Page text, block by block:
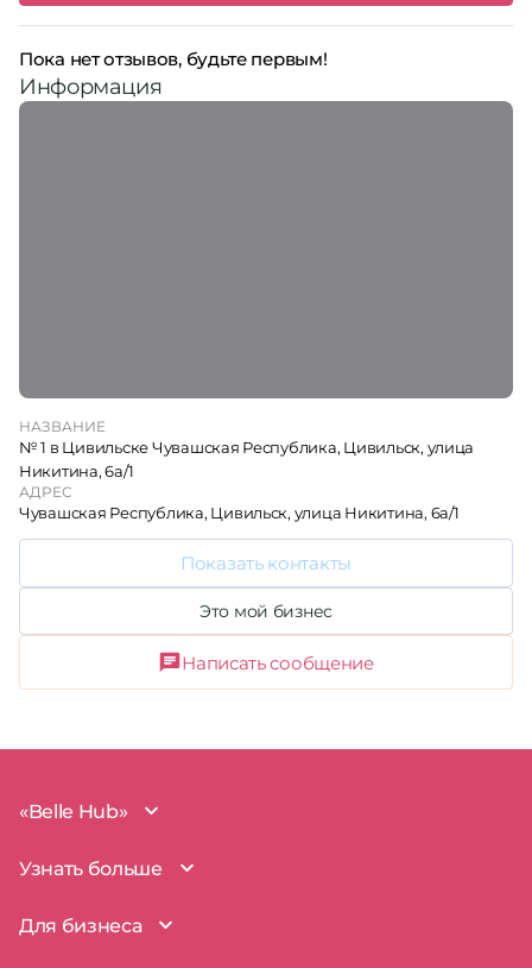
Пока нет отзывов, будьте первым!
Информация
НАЗВАНИЕ
№ 1 в Цивильске Чувашская Республика, Цивильск, улица
Никитина, 6а/1
АДРЕС
Чувашская Республика, Цивильск, улица Никитина, 6а/1
Показать контакты
Это мой бизнес
Написать сообщение
«Belle Hub»
О проекте
Наша команда
Узнать больше
BelleHub для вас
Для бизнеса